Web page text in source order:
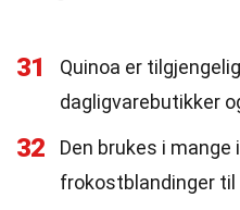
31
Quinoa er
dagligvarebutikker
32
Den brukes i
frokostblandinger til